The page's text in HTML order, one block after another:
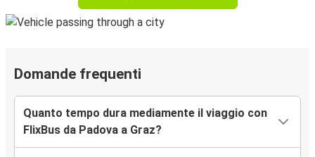
Domande frequenti
Quanto tempo dura mediamente il viaggio con
FlixBus da Padova a Graz?